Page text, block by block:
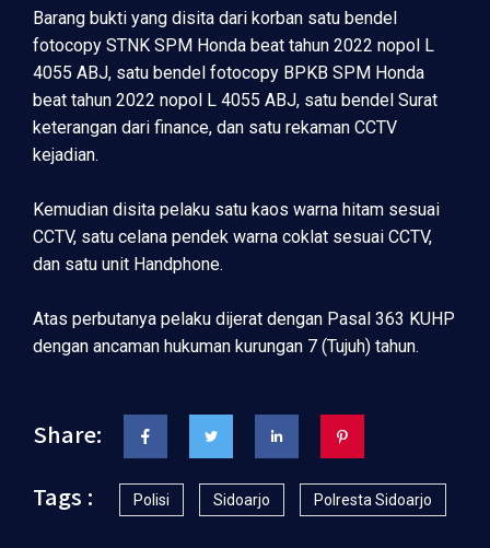
Barang bukti yang disita dari korban satu bendel
fotocopy STNK SPM Honda beat tahun 2022 nopol L
4055 ABJ, satu bendel fotocopy BPKB SPM Honda
beat tahun 2022 nopol L 4055 ABJ, satu bendel Surat
keterangan dari finance, dan satu rekaman CCTV
kejadian.
Kemudian disita pelaku satu kaos warna hitam sesuai
CCTV, satu celana pendek warna coklat sesuai CCTV,
dan satu unit Handphone.
Atas perbutanya pelaku dijerat dengan Pasal 363 KUHP
dengan ancaman hukuman kurungan 7 (Tujuh) tahun.
Share:
Tags :
Polisi Sidoarjo Polresta Sidoarjo